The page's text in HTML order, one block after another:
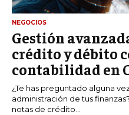
NEGOCIOS
Gestión
crédito y débito
contabilidad en
¿Te has preguntado alguna
administración de tus
notas de crédito...